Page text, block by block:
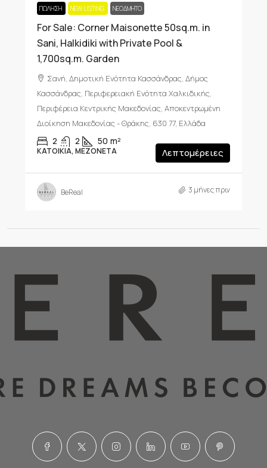
ΠΏΛΗΣΗ NEW LISTING ΝΕΟΔΜΗΤΟ
For Sale: Corner Maisonette 50sq.m. in
Sani, Halkidiki with Private Pool &
1,700sq.m. Garden
Σανή, Δημοτική Ενότητα Κασσάνδρας, Δήμος
Κασσάνδρας, Περιφερειακή Ενότητα Χαλκιδικής,
Περιφέρεια Κεντρικής Μακεδονίας, Αποκεντρωμένη
Διοίκηση Μακεδονίας - Θράκης, 630 77, Ελλάδα
2 2 50 m²
ΚΑΤΟΙΚΊΑ, ΜΕΖΟΝΈΤΑ Λεπτομέρειες
BeReal 3 μήνες πριν